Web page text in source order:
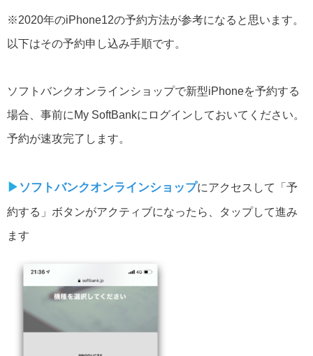
※2020年のiPhone12の予約方法が参考になると思います。
以下はその予約申し込み手順です。
ソフトバンクオンラインショップで新型iPhoneを予約する
場合、事前にMy SoftBankにログインしておいてください。
予約が速攻完了します。
▶︎ ソフトバンクオンラインショップにアクセスして「予
約する」ボタンがアクティブになったら、タップして進み
ます